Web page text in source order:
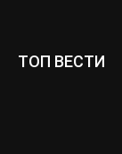
ТОП ВЕСТИ